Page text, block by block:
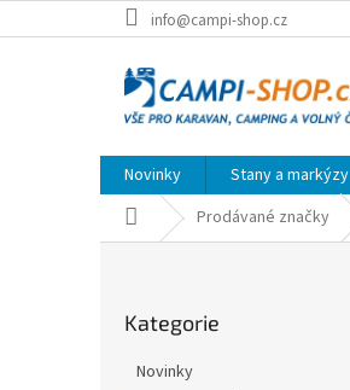
na
info@campi-shop.cz
Novinky Stany a markýzy
Domů Prodávané značky
kategorie
Kategorie
Novinky